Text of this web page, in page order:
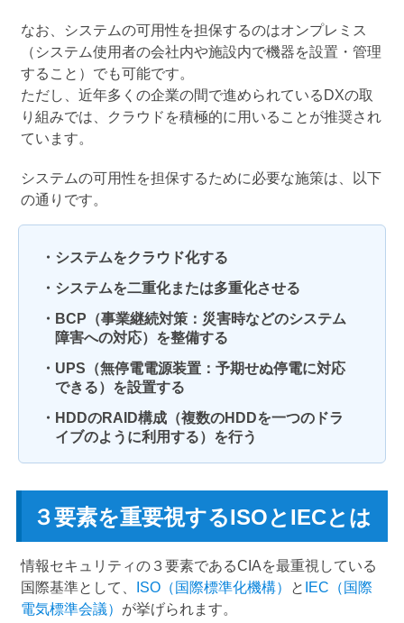
なお、システムの可用性を担保するのはオンプレミス
（システム使用者の会社内や施設内で機器を設置・管理
すること）でも可能です。
ただし、近年多くの企業の間で進められているDXの取
り組みでは、クラウドを積極的に用いることが推奨され
ています。
システムの可用性を担保するために必要な施策は、以下
の通りです。
・システムをクラウド化する
・システムを二重化または多重化させる
・BCP（事業継続対策：災害時などのシステム
障害への対応）を整備する
・UPS（無停電電源装置：予期せぬ停電に対応
できる）を設置する
・HDDのRAID構成（複数のHDDを一つのドラ
イブのように利用する）を行う
３要素を重要視するISOとIECとは
情報セキュリティの３要素であるCIAを最重視している
国際基準として、
ISO（国際標準化機構） と IEC（国際
電気標準会議） が挙げられます。